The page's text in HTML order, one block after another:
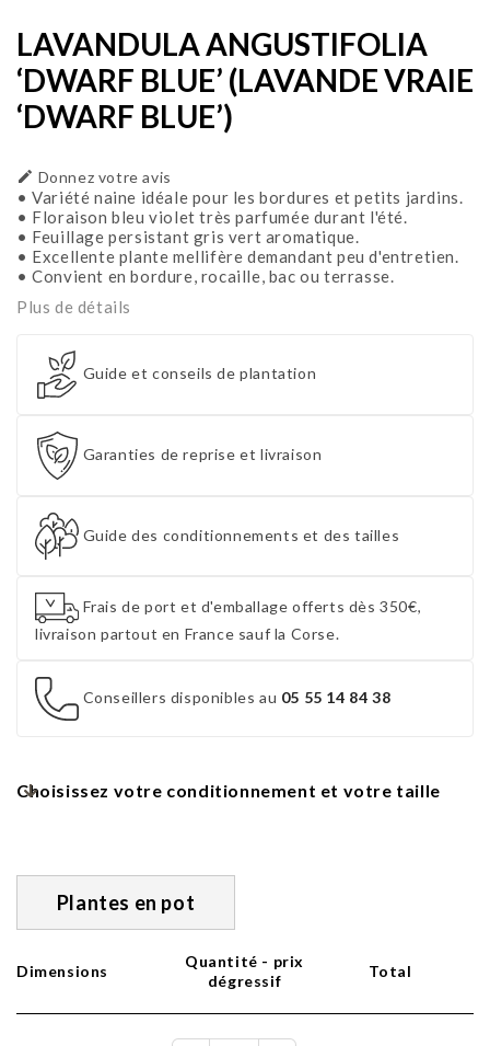
LAVANDULA ANGUSTIFOLIA
‘DWARF BLUE’ (LAVANDE VRAIE
‘DWARF BLUE’)
 Donnez votre avis
• Variété naine idéale pour les bordures et petits jardins.
• Floraison bleu violet très parfumée durant l'été.
• Feuillage persistant gris vert aromatique.
• Excellente plante mellifère demandant peu d'entretien.
• Convient en bordure, rocaille, bac ou terrasse.
Plus de détails
Guide et conseils de plantation
Garanties de reprise et livraison
Guide des conditionnements et des tailles
Frais de port et d'emballage offerts dès 350€,
livraison partout en France sauf la Corse.
Conseillers disponibles au 05 55 14 84 38
Choisissez votre conditionnement et votre taille
Plantes en pot
Dimensions
Quantité - prix
dégressif
Total